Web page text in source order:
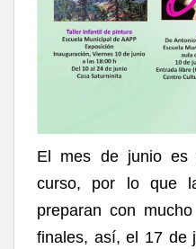
El mes de junio es
curso, por lo que
preparan con
finales, así, el 17 de